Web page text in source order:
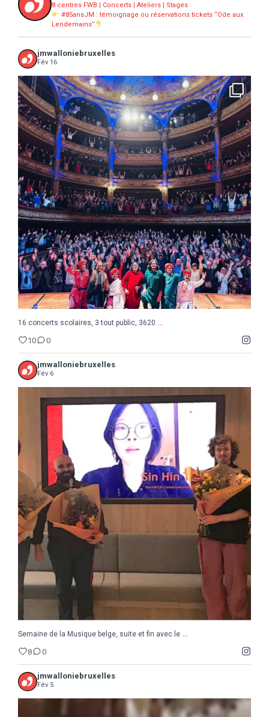
8 centres FWB | Concerts | Ateliers | Stages
#85ansJM : témoignage ou réservations tickets “Ode aux
Lendemains”
jmwalloniebruxelles
Fév 16
16 concerts scolaires, 3 tout public, 3620 ...
10 0
16 concerts scolaires, 3 tout public, 3620 ...
10 0
jmwalloniebruxelles
Fév 6
Semaine de la Musique belge, suite et fin avec le ...
Semaine de la Musique belge, suite et fin avec le ...
8 0
jmwalloniebruxelles
Fév 5